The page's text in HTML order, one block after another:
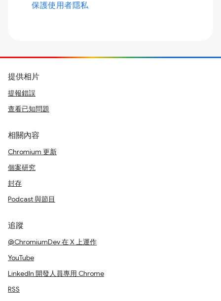
保護使用者隱私
提供相片
提報錯誤
查看已知問題
相關內容
Chromium 更新
個案研究
封存
Podcast 與節目
追蹤
@ChromiumDev 在 X 上運作
YouTube
LinkedIn 開發人員專用 Chrome
RSS